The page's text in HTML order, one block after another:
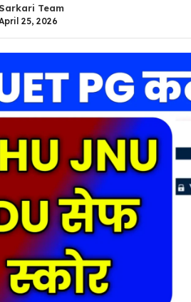
Team
25, 2026